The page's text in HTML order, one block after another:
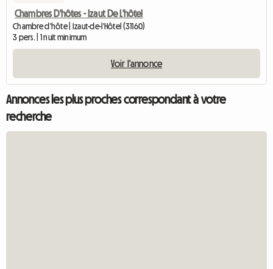
Chambres D'hôtes - Izaut De L'hôtel
Chambre d'hôte | Izaut-de-l'Hôtel (31160)
3 pers. | 1 nuit minimum
Voir l'annonce
Annonces les plus proches correspondant à votre
recherche